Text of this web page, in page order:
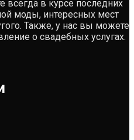
всегда в курсе последних
моды, интересных мест
Также, у нас вы можете
о свадебных услугах.